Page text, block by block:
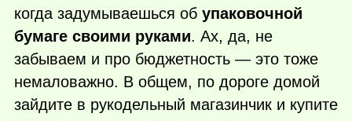
когда задумываешься об упаковочной
бумаге своими руками. Ах, да, не
забываем и про бюджетность — это тоже
немаловажно. В общем, по дороге домой
зайдите в рукодельный магазинчик и купите